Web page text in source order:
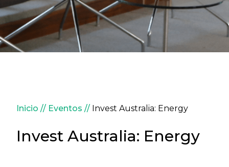
Sobrescribir enlaces de
Inicio Eventos Invest Australia: Energy
Invest Australia: Energy